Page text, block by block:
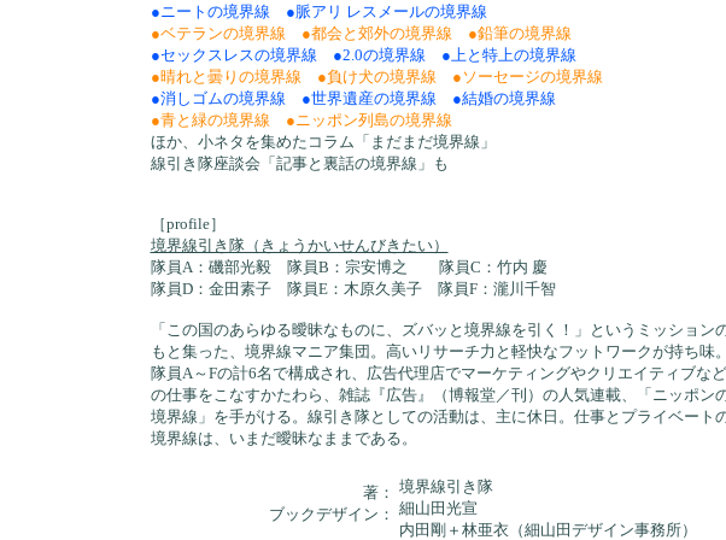
●ニートの境界線 ●脈アリ レスメールの境界線
●ベテランの境界線 ●都会と郊外の境界線 ●鉛筆の境界線
●セックスレスの境界線 ●2.0の境界線 ●上と特上の境界線
●晴れと曇りの境界線 ●負け犬の境界線 ●ソーセージの境界線
●消しゴムの境界線 ●世界遺産の境界線 ●結婚の境界線
●青と緑の境界線 ●ニッポン列島の境界線
ほか、小ネタを集めたコラム「まだまだ境界線」
線引き隊座談会「記事と裏話の境界線」も
［profile］
境界線引き隊（きょうかいせんびきたい）
隊員A：磯部光毅 隊員B：宗安博之 隊員C：竹内 慶
隊員D：金田素子 隊員E：木原久美子 隊員F：瀧川千智
「この国のあらゆる曖昧なものに、ズバッと境界線を引く！」というミッション
もと集った、境界線マニア集団。高いリサーチ力と軽快なフットワークが持ち味。
隊員A～Fの計6名で構成され、広告代理店でマーケティングやクリエイティブなど
の仕事をこなすかたわら、雑誌『広告』（博報堂／刊）の人気連載、「ニッポン
境界線」を手がける。線引き隊としての活動は、主に休日。仕事とプライベート
境界線は、いまだ曖昧なままである。
著：
ブックデザイン：
境界線引き隊
細山田光宣
内田剛＋林亜衣（細山田デザイン事務所）